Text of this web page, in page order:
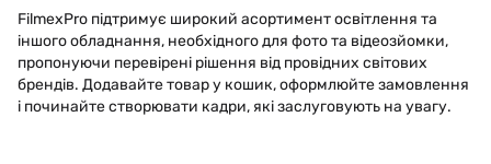
FilmexPro підтримує широкий асортимент освітлення та
іншого обладнання, необхідного для фото та відеозйомки,
пропонуючи перевірені рішення від провідних світових
брендів. Додавайте товар у кошик, оформлюйте замовлення
і починайте створювати кадри, які заслуговують на увагу.